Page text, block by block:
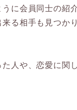
に会員同士の紹
る相手も見つか
人や、恋愛に関